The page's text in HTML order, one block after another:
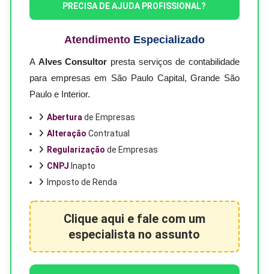
PRECISA DE AJUDA PROFISSIONAL?
AtendimentoEspecializado
A Alves Consultor presta serviços de contabilidade
para empresas em São Paulo Capital, Grande São
Paulo e Interior.
Abertura de Empresas
Alteração Contratual
Regularização de Empresas
CNPJ Inapto
Imposto de Renda
Clique aqui e fale com um
especialista no assunto